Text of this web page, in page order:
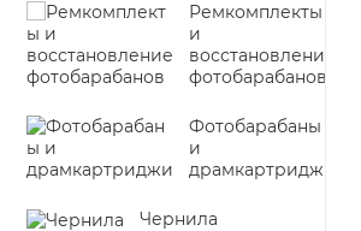
Ремкомплекты
и
восстановление
фотобарабанов
Фотобарабаны
и
драмкартриджи
Чернила